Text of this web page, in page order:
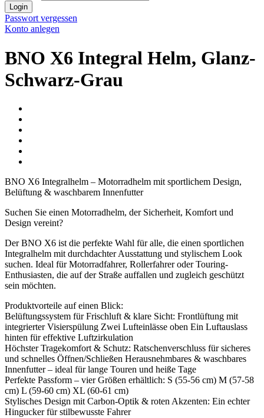
Login
Passwort vergessen
Konto anlegen
BNO X6 Integral Helm, Glanz-
Schwarz-Grau
BNO X6 Integralhelm – Motorradhelm mit sportlichem Design,
Belüftung & waschbarem Innenfutter
Suchen Sie einen Motorradhelm, der Sicherheit, Komfort und
Design vereint?
Der BNO X6 ist die perfekte Wahl für alle, die einen sportlichen
Integralhelm mit durchdachter Ausstattung und stylischem Look
suchen. Ideal für Motorradfahrer, Rollerfahrer oder Touring-
Enthusiasten, die auf der Straße auffallen und zugleich geschützt
sein möchten.
Produktvorteile auf einen Blick:
Belüftungssystem für Frischluft & klare Sicht: Frontlüftung mit
integrierter Visierspülung Zwei Lufteinlässe oben Ein Luftauslass
hinten für effektive Luftzirkulation
Höchster Tragekomfort & Schutz: Ratschenverschluss für sicheres
und schnelles Öffnen/Schließen Herausnehmbares & waschbares
Innenfutter – ideal für lange Touren und heiße Tage
Perfekte Passform – vier Größen erhältlich: S (55-56 cm) M (57-58
cm) L (59-60 cm) XL (60-61 cm)
Stylisches Design mit Carbon-Optik & roten Akzenten: Ein echter
Hingucker für stilbewusste Fahrer